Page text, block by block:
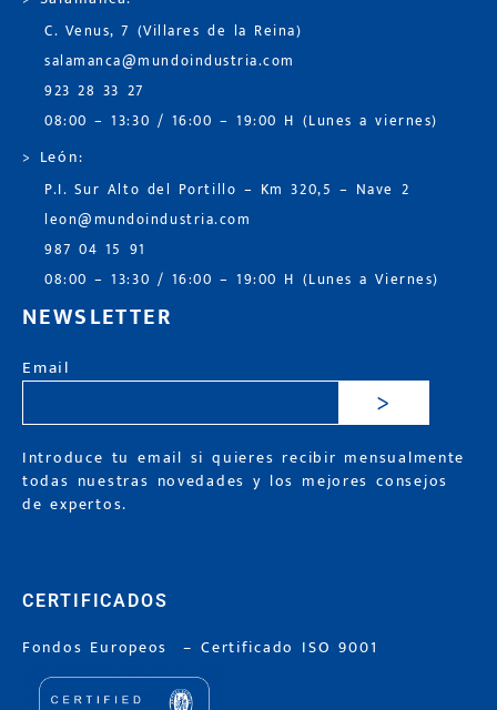
C. Venus, 7 (Villares de la Reina)
salamanca@mundoindustria.com
923 28 33 27
08:00 – 13:30 / 16:00 – 19:00 H (Lunes a viernes)
> León:
P.I. Sur Alto del Portillo – Km 320,5 – Nave 2
leon@mundoindustria.com
987 04 15 91
08:00 – 13:30 / 16:00 – 19:00 H (Lunes a Viernes)
NEWSLETTER
Email
>
Introduce tu email si quieres recibir mensualmente
todas nuestras novedades y los mejores consejos
de expertos.
CERTIFICADOS
Fondos Europeos –Certificado ISO 9001